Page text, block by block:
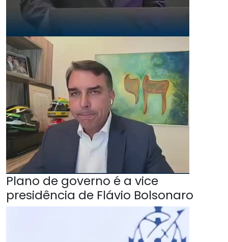
Plano de governo é a vice
presidência de Flávio Bolsonaro